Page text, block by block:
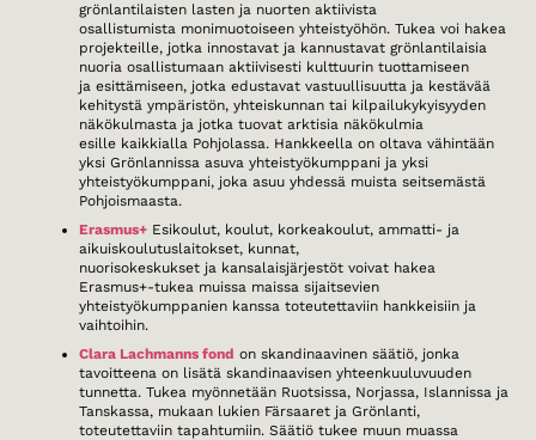
grönlantilaisten lasten ja nuorten aktiivista
osallistumista monimuotoiseen yhteistyöhön. Tukea voi hakea
projekteille, jotka innostavat ja kannustavat grönlantilaisia
nuoria osallistumaan aktiivisesti kulttuurin tuottamiseen
ja esittämiseen, jotka edustavat vastuullisuutta ja kestävää
kehitystä ympäristön, yhteiskunnan tai kilpailukykyisyyden
näkökulmasta ja jotka tuovat arktisia näkökulmia
esille kaikkialla Pohjolassa. Hankkeella on oltava vähintään
yksi Grönlannissa asuva yhteistyökumppani ja yksi
yhteistyökumppani, joka asuu yhdessä muista seitsemästä
Pohjoismaasta.
Erasmus+ Esikoulut, koulut, korkeakoulut, ammatti- ja
aikuiskoulutuslaitokset, kunnat,
nuorisokeskukset ja kansalaisjärjestöt voivat hakea
Erasmus+-tukea muissa maissa sijaitsevien
yhteistyökumppanien kanssa toteutettaviin hankkeisiin ja
vaihtoihin.
Clara Lachmanns fond on skandinaavinen säätiö, jonka
tavoitteena on lisätä skandinaavisen yhteenkuuluvuuden
tunnetta. Tukea myönnetään Ruotsissa, Norjassa, Islannissa ja
Tanskassa, mukaan lukien Färsaaret ja Grönlanti,
toteutettaviin tapahtumiin. Säätiö tukee muun muassa